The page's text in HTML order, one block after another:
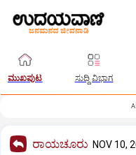
ಮುಖಪುಟ ಸುದ್ದಿ ವಿಭಾಗ
ರಾಯಚೂರು NOV 10,